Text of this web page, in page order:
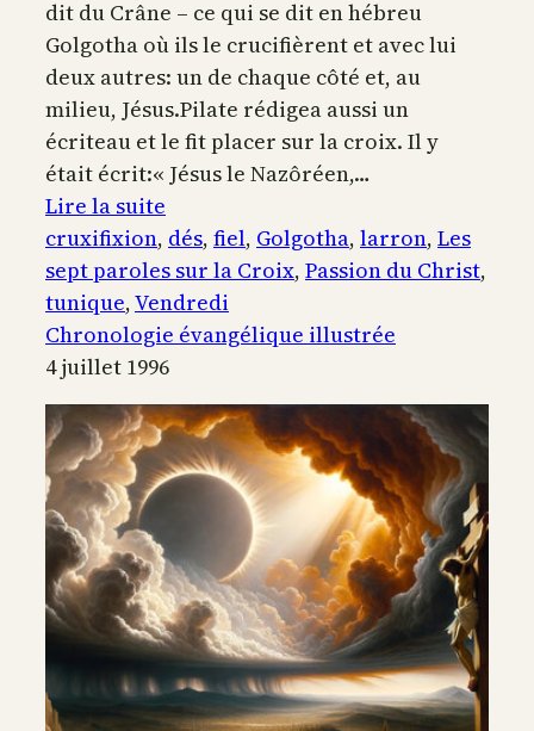
dit du Crâne – ce qui se dit en hébreu
Golgotha où ils le crucifièrent et avec lui
deux autres: un de chaque côté et, au
milieu, Jésus.Pilate rédigea aussi un
écriteau et le fit placer sur la croix. Il y
était écrit:« Jésus le Nazôréen,…
Lire la suite
La
Crucifixion
cruxifixion, dés, fiel, Golgotha, larron, Les
sept paroles sur la Croix, Passion du Christ
tunique, Vendredi
Chronologie évangélique illustrée
4 juillet 1996